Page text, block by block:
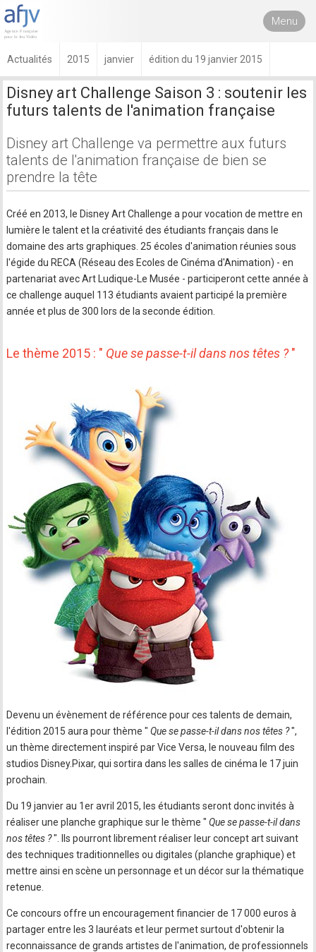
Menu
Actualités 2015 janvier édition du 19 janvier 2015
Disney art Challenge Saison 3 : soutenir les
futurs talents de l'animation française
Disney art Challenge va permettre aux futurs
talents de l'animation française de bien se
prendre la tête
Créé en 2013, le Disney Art Challenge a pour vocation de mettre en
lumière le talent et la créativité des étudiants français dans le
domaine des arts graphiques. 25 écoles d'animation réunies sous
l'égide du RECA (Réseau des Ecoles de Cinéma d'Animation) - en
partenariat avec Art Ludique-Le Musée - participeront cette année à
ce challenge auquel 113 étudiants avaient participé la première
année et plus de 300 lors de la seconde édition.
Le thème 2015 : " Que se passe-t-il dans nos têtes ?"
Devenu un évènement de référence pour ces talents de demain,
l'édition 2015 aura pour thème " Que se passe-t-il dans nos têtes ?",
un thème directement inspiré par Vice Versa, le nouveau film des
studios Disney.Pixar, qui sortira dans les salles de cinéma le 17 juin
prochain.
Du 19 janvier au 1er avril 2015, les étudiants seront donc invités à
réaliser une planche graphique sur le thème " Que se passe-t-il dans
nos têtes ?". Ils pourront librement réaliser leur concept art suivant
des techniques traditionnelles ou digitales (planche graphique) et
mettre ainsi en scène un personnage et un décor sur la thématique
retenue.
Ce concours offre un encouragement financier de 17 000 euros à
partager entre les 3 lauréats et leur permet surtout d'obtenir la
reconnaissance de grands artistes de l'animation, de professionnels